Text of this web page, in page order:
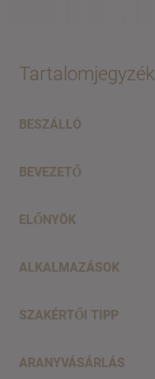
Tartalomjegyzék
BESZÁLLÓ
BEVEZETŐ
ELŐNYÖK
ALKALMAZÁSOK
SZAKÉRTŐI TIPP
ARANYVÁSÁRLÁS